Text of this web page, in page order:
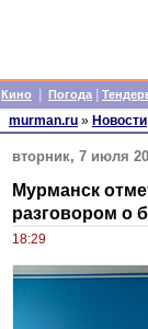
Кино Погода
murman.ru » Новости
вторник, 7 июля
Мурманск
разговором о
18:29